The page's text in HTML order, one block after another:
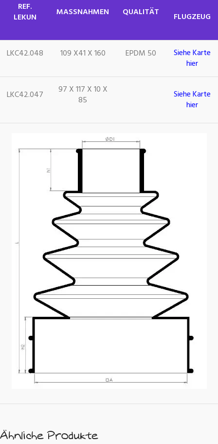
REF.
LEKUN
MASSNAHMEN QUALITÄT FLUGZEUG
LKC42.048 109 X41 X 160 EPDM 50
Siehe Karte
hier
LKC42.047
97 X 117 X 10 X
85
Siehe Karte
hier
Ähnliche Produkte